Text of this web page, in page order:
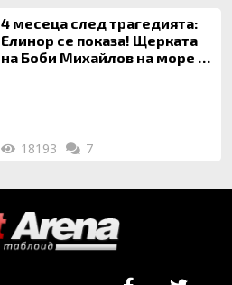
4 месеца след трагедията:
Елинор се показа! Щерката
на Боби Михайлов на море с
18193 7